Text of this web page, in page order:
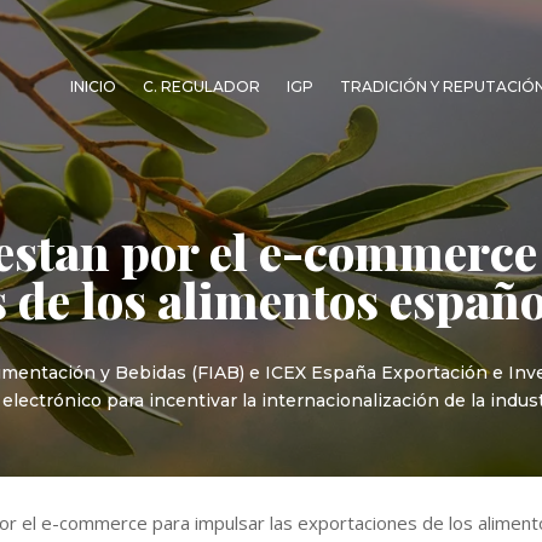
INICIO C. REGULADOR IGP TRADICIÓN Y
por el e-
los alimentos
y Bebidas (FIAB) e ICEX España Exportación e
para incentivar la internacionalización de la
el e-commerce para impulsar las exportaciones de los